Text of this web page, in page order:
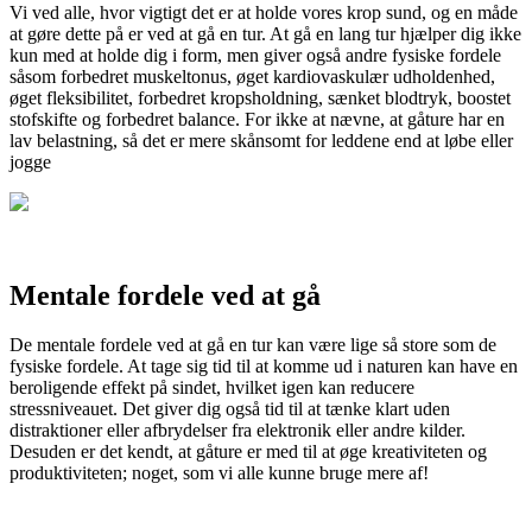
Vi ved alle, hvor vigtigt det er at holde vores krop sund, og en måde
at gøre dette på er ved at gå en tur. At gå en lang tur hjælper dig ikke
kun med at holde dig i form, men giver også andre fysiske fordele
såsom forbedret muskeltonus, øget kardiovaskulær udholdenhed,
øget fleksibilitet, forbedret kropsholdning, sænket blodtryk, boostet
stofskifte og forbedret balance. For ikke at nævne, at gåture har en
lav belastning, så det er mere skånsomt for leddene end at løbe eller
jogge
Mentale fordele ved at gå
De mentale fordele ved at gå en tur kan være lige så store som de
fysiske fordele. At tage sig tid til at komme ud i naturen kan have en
beroligende effekt på sindet, hvilket igen kan reducere
stressniveauet. Det giver dig også tid til at tænke klart uden
distraktioner eller afbrydelser fra elektronik eller andre kilder.
Desuden er det kendt, at gåture er med til at øge kreativiteten og
produktiviteten; noget, som vi alle kunne bruge mere af!